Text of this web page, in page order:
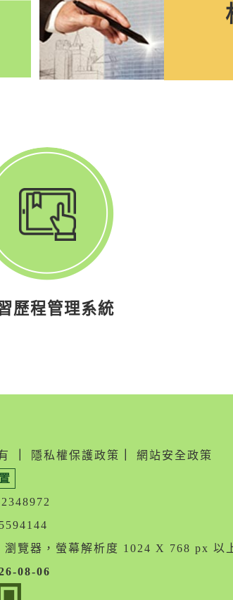
歷程管理系統
隱私權保護政策
網站安全政策
覽器，螢幕解析度 1024 X 768 px 以
08-06